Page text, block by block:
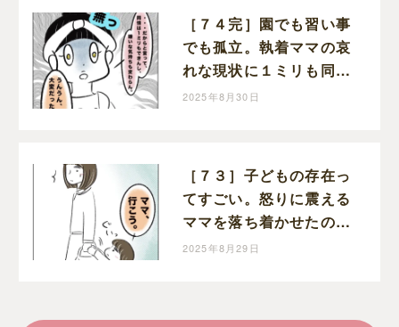
［７４完］園でも習い事
でも孤立。執着ママの哀
れな現状に１ミリも同情
できない。執着ママにロ
2025年8月30日
［７３］子どもの存在っ
てすごい。怒りに震える
ママを落ち着かせたのは
幼い娘。執着ママにロッ
2025年8月29日